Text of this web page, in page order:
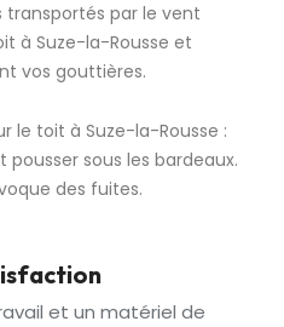
par le vent
à Suze-la-Rousse et
vos gouttières.
le toit à Suze-la-Rousse :
sous les bardeaux.
des fuites.
et un matériel de